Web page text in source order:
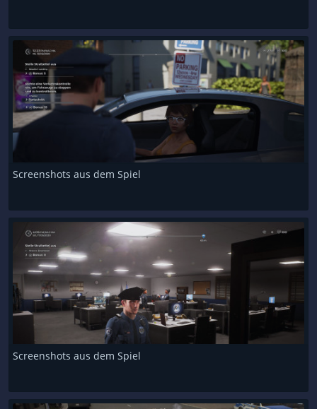
Screenshots aus dem Spiel
Screenshots aus dem Spiel